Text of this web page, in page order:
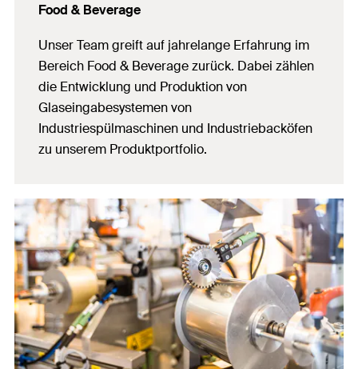
Food & Beverage
Unser Team greift auf jahrelange Erfahrung im
Bereich Food & Beverage zurück. Dabei zählen
die Entwicklung und Produktion von
Glaseingabesystemen von
Industriespülmaschinen und Industriebacköfen
zu unserem Produktportfolio.